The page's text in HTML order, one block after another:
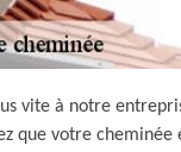
vite à notre
que votre cheminée